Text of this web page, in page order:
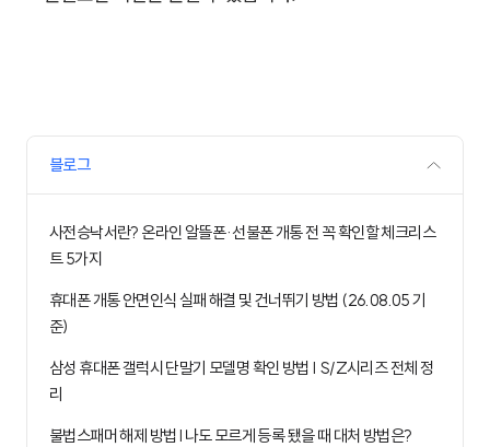
블로그
사전승낙서란? 온라인 알뜰폰·선불폰 개통 전 꼭 확인할 체크리스
트 5가지
휴대폰 개통 안면인식 실패 해결 및 건너뛰기 방법 (26.08.05 기
준)
삼성 휴대폰 갤럭시 단말기 모델명 확인 방법 | S/Z시리즈 전체 정
리
불법스패머 해제 방법 I 나도 모르게 등록 됐을 때 대처 방법은?